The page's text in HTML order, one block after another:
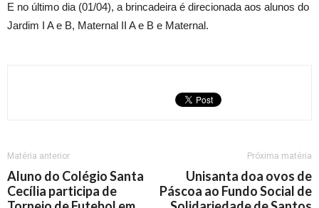
E no último dia (01/04), a brincadeira é direcionada aos alunos do
Jardim I A e B, Maternal II A e B e Maternal.
Matéria anterior
Aluno do Colégio Santa
Cecília participa de
Próxima matéria
Unisanta doa ovos de
Páscoa ao Fundo Social de